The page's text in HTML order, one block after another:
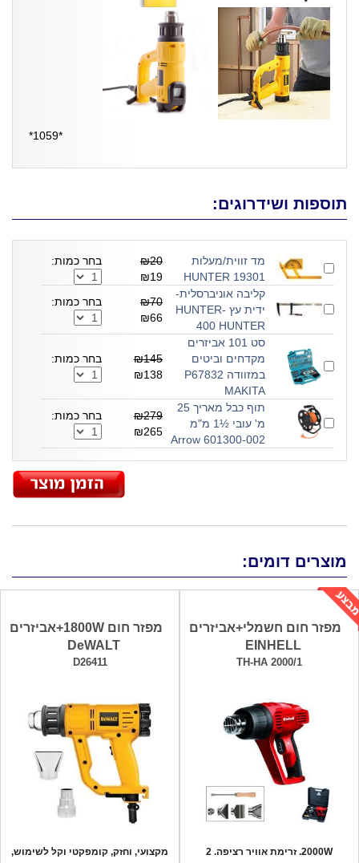
*1059*
תוספות ושידרוגים:
מד זווית/מעלות
19301 HUNTER
₪20
בחר כמות:
קליבה אוניברסלית-
ידית עץ HUNTER-
400 HUNTER
₪70
בחר כמות:
סט 101 אביזרים
מקדחים וביטים
במזוודה P67832
MAKITA
₪145
בחר כמות:
תוף כבל מאריך 25
מ' עובי ½1 מ"מ
601300-002 Arrow
₪279
בחר כמות:
מוצרים דומים:
מפזר חום חשמלי+אביזרים
EINHELL
TH-HA 2000/1
2000W. זרימת אוויר רציפה. 2
מפזר חום 1800W+אביזרים
DeWALT
D26411
מקצועי, וחזק, קומפקטי וקל לשימוש,